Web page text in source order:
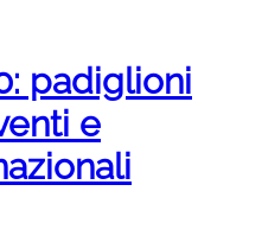
padiglioni
e